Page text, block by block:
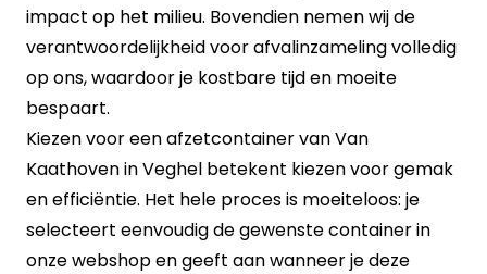
impact op het milieu. Bovendien nemen wij de
verantwoordelijkheid voor afvalinzameling volledig
op ons, waardoor je kostbare tijd en moeite
bespaart.
Kiezen voor een afzetcontainer van Van
Kaathoven in Veghel betekent kiezen voor gemak
en efficiëntie. Het hele proces is moeiteloos: je
selecteert eenvoudig de gewenste container in
onzewebshopen geeft aan wanneer je deze